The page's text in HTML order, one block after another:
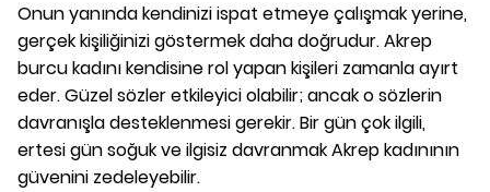
Onun yanında kendinizi ispat etmeye çalışmak yerine,
gerçek kişiliğinizi göstermek daha doğrudur. Akrep
burcu kadını kendisine rol yapan kişileri zamanla ayırt
eder. Güzel sözler etkileyici olabilir; ancak o sözlerin
davranışla desteklenmesi gerekir. Bir gün çok ilgili,
ertesi gün soğuk ve ilgisiz davranmak Akrep kadınının
güvenini zedeleyebilir.